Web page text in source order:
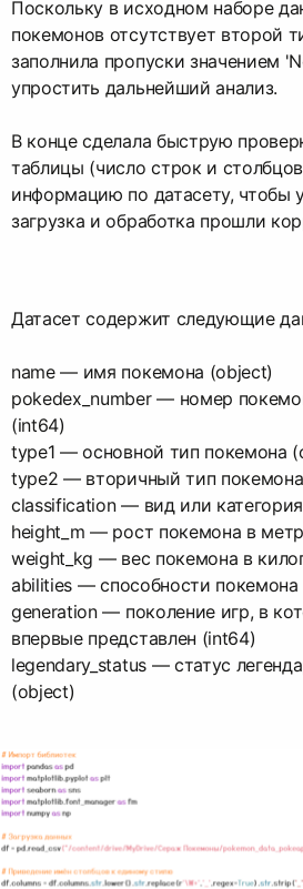
Поскольку в исходном наборе
покемонов отсутствует второй
заполнила пропуски значением
упростить дальнейший анализ.
В конце сделала быструю
таблицы (число строк и
информацию по датасету, чтобы
загрузка и обработка прошли
Датасет содержит следующие
name — имя покемона (object)
pokedex_number — номер
(int64)
type1 — основной тип покемона
type2 — вторичный тип
classification — вид или
height_m — рост покемона в
weight_kg — вес покемона в
abilities — способности покемона
generation — поколение игр, в
впервые представлен (int64)
legendary_status — статус
(object)